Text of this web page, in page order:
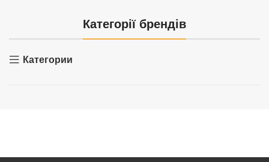
Категорії брендів
Категории